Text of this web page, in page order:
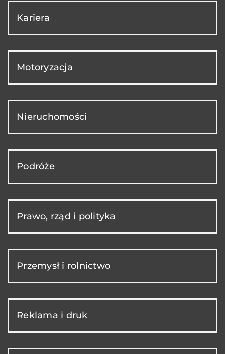
Kariera
Motoryzacja
Nieruchomości
Podróże
Prawo, rząd i polityka
Przemysł i rolnictwo
Reklama i druk